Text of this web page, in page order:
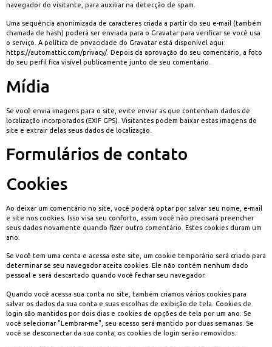
navegador do visitante, para auxiliar na detecção de spam.
Uma sequência anonimizada de caracteres criada a partir do seu e-mail (também
chamada de hash) poderá ser enviada para o Gravatar para verificar se você usa
o serviço. A política de privacidade do Gravatar está disponível aqui:
https://automattic.com/privacy/. Depois da aprovação do seu comentário, a foto
do seu perfil fica visível publicamente junto de seu comentário.
Mídia
Se você envia imagens para o site, evite enviar as que contenham dados de
localização incorporados (EXIF GPS). Visitantes podem baixar estas imagens do
site e extrair delas seus dados de localização.
Formulários de contato
Cookies
Ao deixar um comentário no site, você poderá optar por salvar seu nome, e-mail
e site nos cookies. Isso visa seu conforto, assim você não precisará preencher
seus dados novamente quando fizer outro comentário. Estes cookies duram um
ano.
Se você tem uma conta e acessa este site, um cookie temporário será criado para
determinar se seu navegador aceita cookies. Ele não contém nenhum dado
pessoal e será descartado quando você fechar seu navegador.
Quando você acessa sua conta no site, também criamos vários cookies para
salvar os dados da sua conta e suas escolhas de exibição de tela. Cookies de
login são mantidos por dois dias e cookies de opções de tela por um ano. Se
você selecionar "Lembrar-me", seu acesso será mantido por duas semanas. Se
você se desconectar da sua conta, os cookies de login serão removidos.